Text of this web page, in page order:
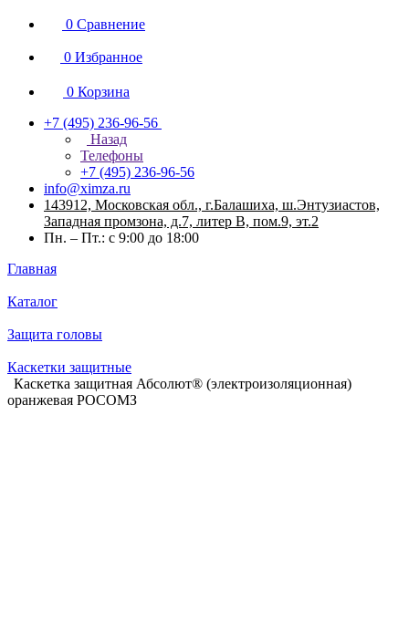
0 Сравнение
0 Избранное
0 Корзина
+7 (495) 236-96-56
Назад
Телефоны
+7 (495) 236-96-56
info@ximza.ru
143912, Московская обл., г.Балашиха, ш.Энтузиастов,
Западная промзона, д.7, литер В, пом.9, эт.2
Пн. – Пт.: с 9:00 до 18:00
Главная
Каталог
Защита головы
Каскетки защитные
Каскетка защитная Абсолют® (электроизоляционная)
оранжевая РОСОМЗ